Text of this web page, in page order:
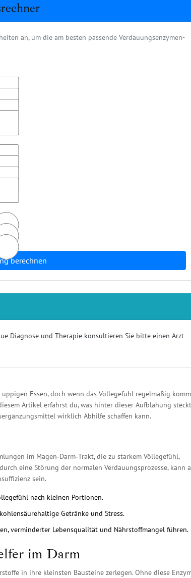
an, um die am besten passende Verdauungsenzymen-
berechnen
Diagnose und Therapie konsultieren Sie bitte einen Arzt
Essen, doch wenn das Völlegefühl regelmäßig
Artikel erfährst du, was hinter dieser Aufblähung
wirklich Abhilfe schaffen kann.
im Magen‑Darm‑Trakt, die zu starkem Völlegefühl,
eine Störung der normalen Verdauungsprozesse, kann
sein.
nach kleinen Portionen.
Getränke und Stress.
verminderter Lebensqualität und Nährstoffmangel führen.
im Darm
in ihre kleinsten Bausteine zerlegen. Ohne diese